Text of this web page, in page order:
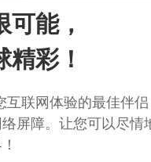
能，
彩！
互联网体验的最佳伴
屏障。让您可以尽情